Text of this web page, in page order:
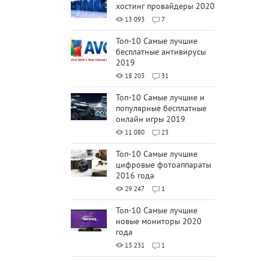
хостинг провайдеры 2020
13 093 7
Топ-10 Самые лучшие
бесплатные антивирусы
2019
18 203 31
Топ-10 Самые лучшие и
популярные бесплатные
онлайн игры 2019
11 080 23
Топ-10 Самые лучшие
цифровые фотоаппараты
2016 года
29 247 1
Топ-10 Самые лучшие
новые мониторы 2020
года
13 231 1